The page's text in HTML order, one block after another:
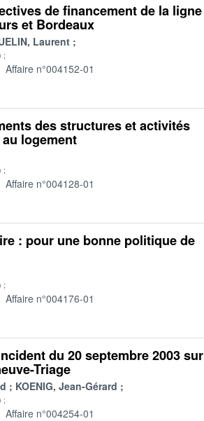
de financement de la ligne
et Bordeaux
Laurent
Affaire n°004152-01
des structures et activités
logement
Affaire n°004128-01
: pour une bonne politique de
Affaire n°004176-01
du 20 septembre 2003 sur
Triage
KOENIG, Jean-Gérard
Affaire n°004254-01